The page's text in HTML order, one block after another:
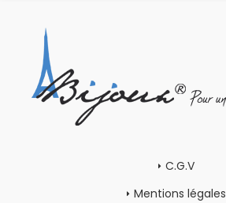
C.G.V
Mentions légales